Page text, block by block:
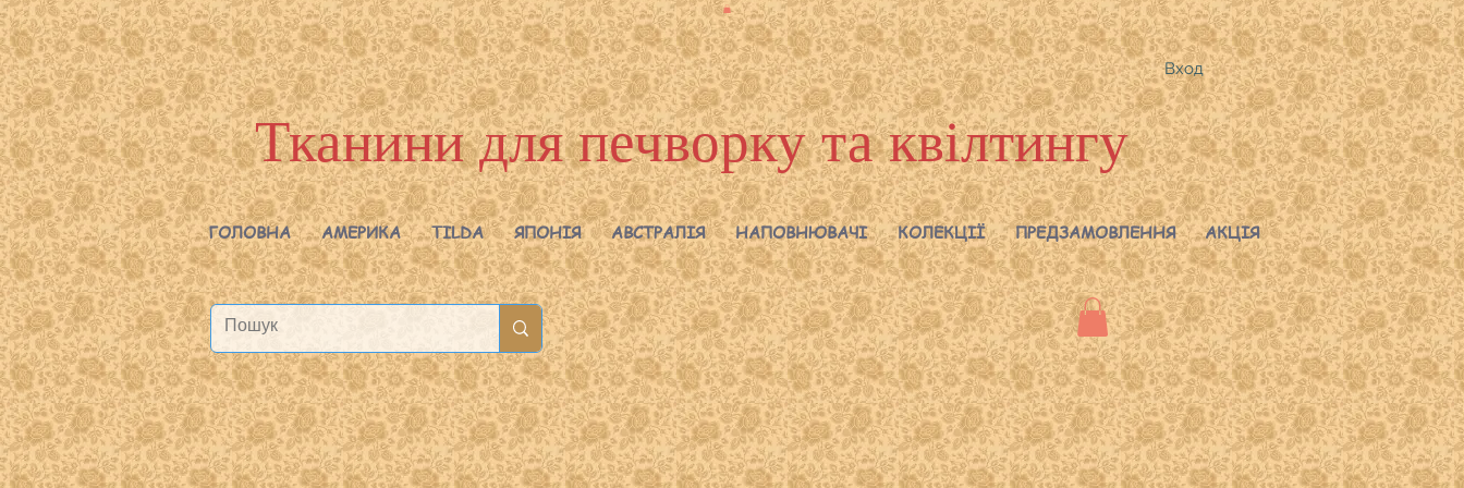
Вход
Тканини для печворку та квілтингу
ГОЛОВНА АМЕРИКА TILDA ЯПОНІЯ АВСТРАЛІЯ НАПОВНЮВАЧІ КОЛЕКЦІЇ ПРЕДЗАМОВЛЕННЯ АКЦІЯ